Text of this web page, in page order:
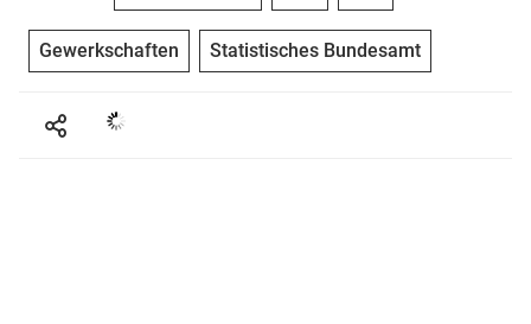
Gewerkschaften Statistisches Bundesamt